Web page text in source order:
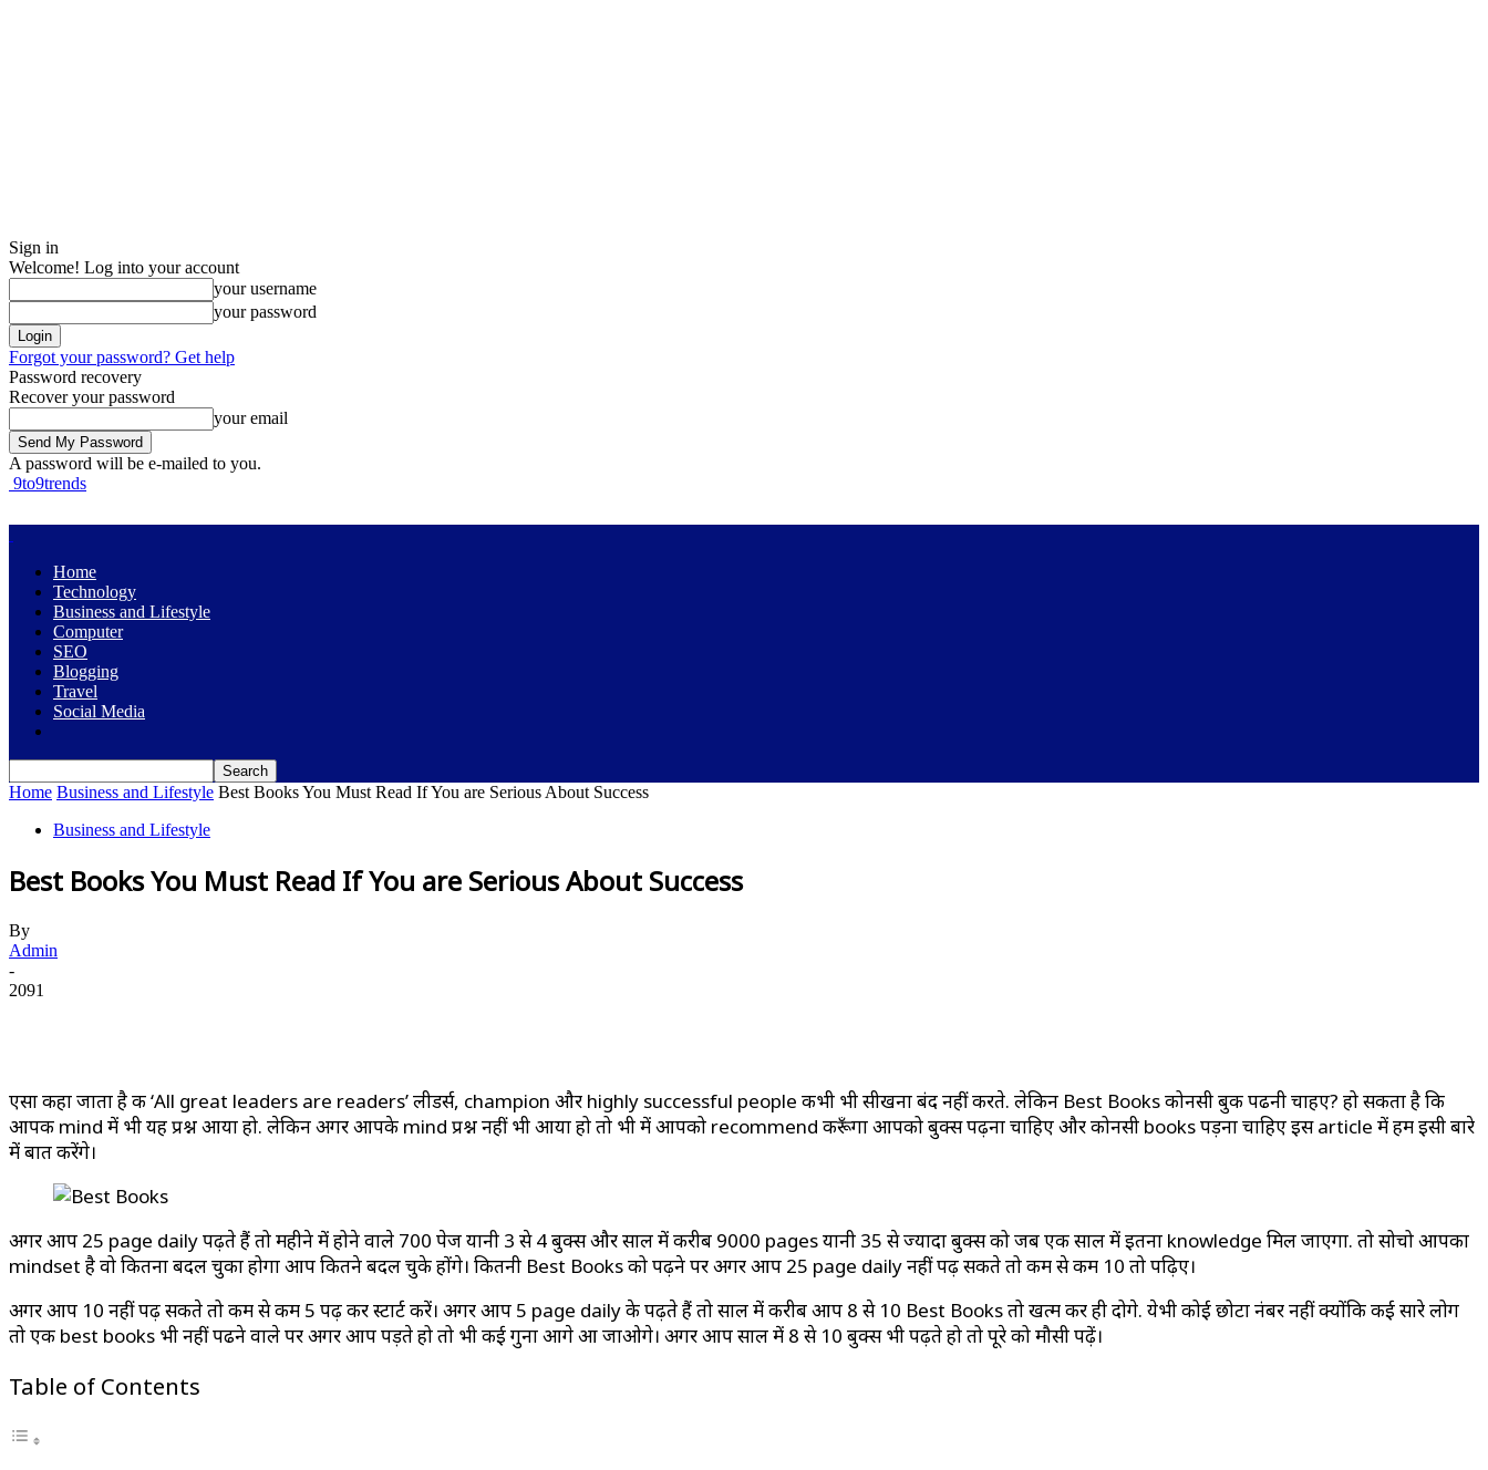
Sign in
Welcome! Log into your account
your username
your password
Forgot your password? Get help
Password recovery
Recover your password
your email
A password will be e-mailed to you.
9to9trends
Home
Technology
Business and Lifestyle
Computer
SEO
Blogging
Travel
Social Media
Home Business and Lifestyle Best Books You Must Read If You are Serious About Success
Business and Lifestyle
Best Books You Must Read If You are Serious About Success
By
Admin
-
2091
एसा कहा जाता है की ‘All great leaders are readers’ लीडर्स, champion और highly successful people कभी भी सीखना बंद नहीं करते. लेकिन Best Books कोनसी बुक पढनी चाहए? हो सकता है कि
आपकी mind में भी यह प्रश्न आया हो. लेकिन अगर आपके mind प्रश्न नहीं भी आया हो तो भी में आपको recommend करूँगा आपको बुक्स पढ़ना चाहिए और कोनसी books पड़ना चाहिए इस article में हम इसी बारे
में बात करेंगे।
अगर आप 25 page daily पढ़ते हैं तो महीने में होने वाले 700 पेज यानी 3 से 4 बुक्स और साल में करीब 9000 pages यानी 35 से ज्यादा बुक्स को जब एक साल में इतना knowledge मिल जाएगा. तो सोचो आपका
mindset है वो कितना बदल चुका होगा आप कितने बदल चुके होंगे। कितनी Best Books को पढ़ने पर अगर आप 25 page daily नहीं पढ़ सकते तो कम से कम 10 तो पढ़िए।
अगर आप 10 नहीं पढ़ सकते तो कम से कम 5 पढ़ कर स्टार्ट करें। अगर आप 5 page daily के पढ़ते हैं तो साल में करीब आप 8 से 10 Best Books तो खत्म कर ही दोगे. येभी कोई छोटा नंबर नहीं क्योंकि कई सारे लोग
तो एक best books भी नहीं पढने वाले पर अगर आप पड़ते हो तो भी कई गुना आगे आ जाओगे। अगर आप साल में 8 से 10 बुक्स भी पढ़ते हो तो पूरे को मौसी पढ़ें।
Table of Contents